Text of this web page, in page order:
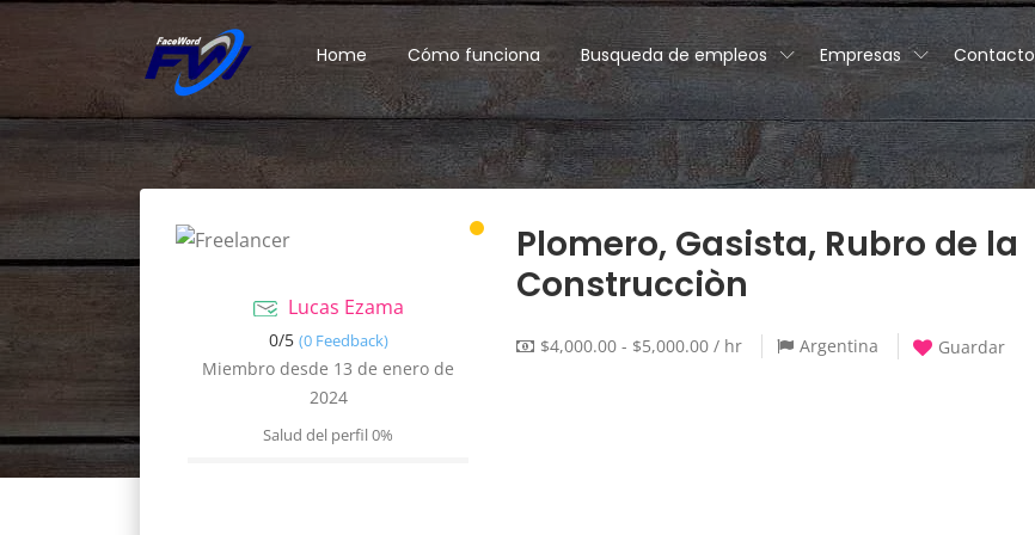
Home Cómo funciona Busqueda de empleos Empresas Contacto
Lucas Ezama
0/5 (0 Feedback)
Miembro desde 13 de enero de
2024
Salud del perfil0%
Plomero, Gasista, Rubro de la
Construcciòn
$4,000.00 - $5,000.00 / hr Argentina Guardar